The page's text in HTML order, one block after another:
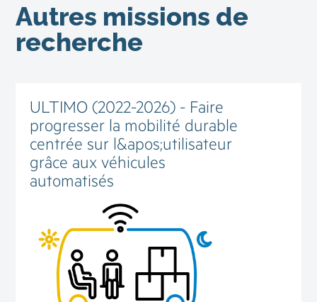
Autres missions de
recherche
ULTIMO (2022-2026) - Faire
progresser la mobilité durable
centrée sur l&apos;utilisateur
grâce aux véhicules
automatisés